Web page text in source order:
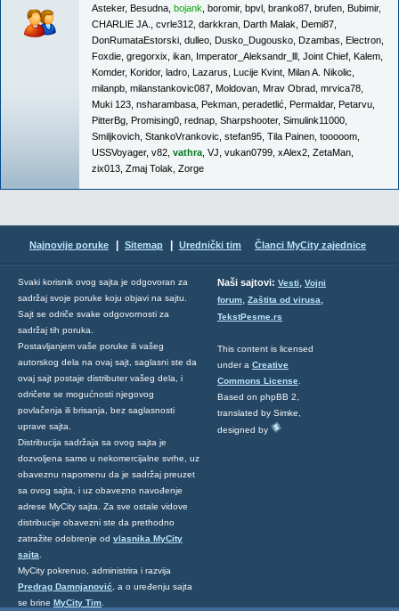
Asteker, Besudna bojank boromir, bpvl branko87 brufen Bubimir,
CHARLIE JA.
cvrle312 darkkran Darth Malak Demi87
DonRumataEstorski dulleo Dusko_Dugousko Dzambas Electron
Foxdie gregorxix ikan Imperator_Aleksandr_lll Joint Chief Kalem
Komder, Koridor, ladro Lazarus Lucije Kvint Milan A. Nikolic
milanpb milanstankovic087 Moldovan Mrav Obrad mrvica78
Muki 123 nsharambasa Pekman peradetlić Permaldar, Petarvu
PitterBg Promising0 rednap Sharpshooter, Simulink11000
Smiljkovich StankoVrankovic stefan95 Tila Painen tooooom
USSVoyager, v82 vathra VJ vukan0799 xAlex2 ZetaMan
zix013 Zmaj Tolak Zorge
Najnovije poruke Sitemap Urednički tim Članci MyCity zajednice
Svaki korisnik ovog sajta je odgovoran za
sadržaj svoje poruke koju objavi na sajtu.
Sajt se odriče svake odgovornosti za
sadržaj tih poruka.
Postavljanjem vaše poruke ili vašeg
autorskog dela na ovaj sajt, saglasni ste da
ovaj sajt postaje distributer vašeg dela, i
odričete se mogućnosti njegovog
povlačenja ili brisanja, bez saglasnosti
uprave sajta.
Distribucija sadržaja sa ovog sajta je
dozvoljena samo u nekomercijalne svrhe, uz
obaveznu napomenu da je sadržaj preuzet
sa ovog sajta, i uz obavezno navođenje
adrese MyCity sajta. Za sve ostale vidove
distribucije obavezni ste da prethodno
zatražite odobrenje od vlasnika MyCity
sajta
MyCity pokrenuo, administrira i razvija
Predrag Damnjanović , a o uređenju sajta
se brine MyCity Tim
Naši sajtovi: Vesti, Vojni
forum, Zaštita od virusa,
TekstPesme.rs
This content is licensed
under a Creative
Commons License
Based on phpBB 2,
translated by Simke,
designed by